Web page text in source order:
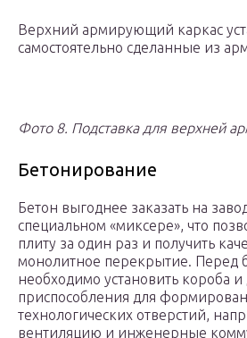
Верхний армирующий каркас
самостоятельно сделанные из
Фото 8. Подставка для верхней
Бетонирование
Бетон выгоднее заказать на
специальном «миксере», что
плиту за один раз и получить
монолитное перекрытие. Перед
необходимо установить короба и
приспособления для
технологических отверстий,
вентиляцию и инженерные